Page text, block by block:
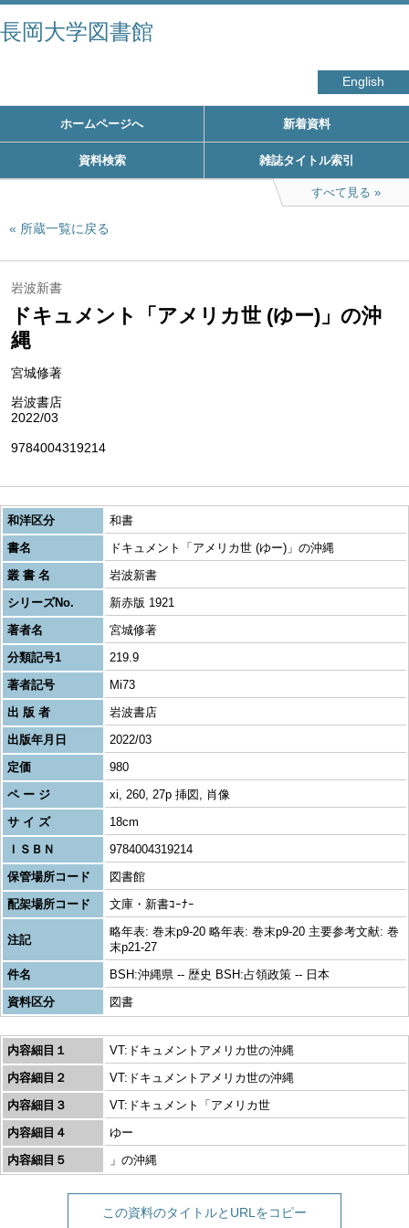
長岡大学図書館
English
ホームページへ 新着資料
資料検索 雑誌タイトル索引
すべて見る
所蔵一覧に戻る
岩波新書
ドキュメント「アメリカ世 (ゆー)」の沖
縄
宮城修著
岩波書店
2022/03
9784004319214
和洋区分
和書
書名
ドキュメント「アメリカ世 (ゆー)」の沖縄
叢 書 名
岩波新書
シリーズNo.
新赤版 1921
著者名
宮城修著
分類記号1
219.9
著者記号
Mi73
出 版 者
岩波書店
出版年月日
2022/03
定価
980
ペ ー ジ
xi, 260, 27p 挿図, 肖像
サ イ ズ
18cm
ＩＳＢＮ
9784004319214
保管場所コード
図書館
配架場所コード
文庫・新書ｺｰﾅｰ
注記
略年表: 巻末p9-20 略年表: 巻末p9-20 主要参考文献: 巻
末p21-27
件名
BSH:沖縄県 -- 歴史 BSH:占領政策 -- 日本
資料区分
図書
内容細目１
VT:ドキュメントアメリカ世の沖縄
内容細目２
VT:ドキュメントアメリカ世の沖縄
内容細目３
VT:ドキュメント「アメリカ世
内容細目４
ゆー
内容細目５
」の沖縄
この資料のタイトルとURLをコピー